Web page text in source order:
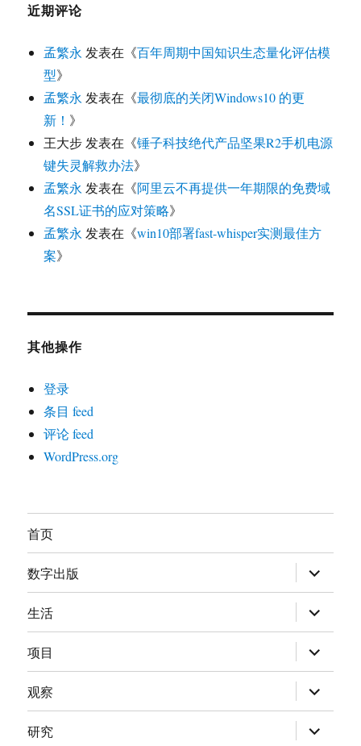
近期评论
孟繁永 发表在《百年周期中国知识生态量化评估模
型》
孟繁永 发表在《最彻底的关闭Windows10 的更
新！ 》
王大步 发表在《锤子科技绝代产品坚果R2手机电源
键失灵解救办法》
孟繁永 发表在《阿里云不再提供一年期限的免费域
名SSL证书的应对策略》
孟繁永 发表在《win10部署fast-whisper实测最佳方
案》
其他操作
登录
条目 feed
评论 feed
WordPress.org
首页
数字出版 展
开
子
菜
单
生活 展
开
子
菜
单
项目 展
开
子
菜
单
观察 展
开
子
菜
单
研究 展
开